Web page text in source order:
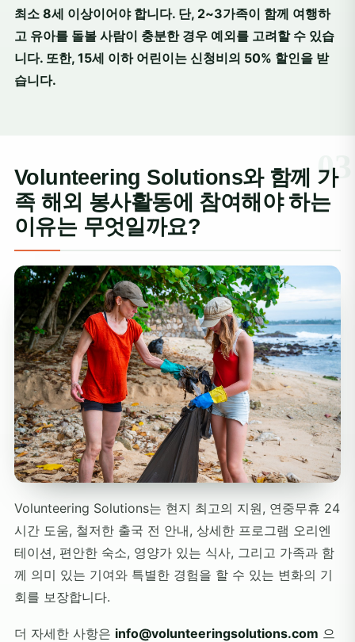
최소 8세 이상이어야 합니다. 단, 2~3가족이 함께 여행하
고 유아를 돌볼 사람이 충분한 경우 예외를 고려할 수 있습
니다. 또한, 15세 이하 어린이는 신청비의 50% 할인을 받
습니다.
Volunteering Solutions와 함께 가
족 해외 봉사활동에 참여해야 하는
이유는 무엇일까요?
Volunteering Solutions는 현지 최고의 지원, 연중무휴 24
시간 도움, 철저한 출국 전 안내, 상세한 프로그램 오리엔
테이션, 편안한 숙소, 영양가 있는 식사, 그리고 가족과 함
께 의미 있는 기여와 특별한 경험을 할 수 있는 변화의 기
회를 보장합니다.
더 자세한 사항은 info@volunteeringsolutions.com 으